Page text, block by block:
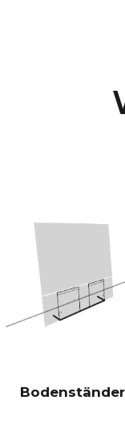
Bodenständer